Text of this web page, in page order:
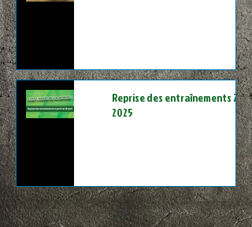
Reprise des entraînements 2024-
2025
1/24